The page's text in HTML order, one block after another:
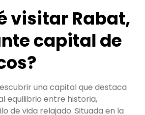
visitar Rabat,
capital de
una capital que destaca
equilibrio entre historia,
de vida relajado. Situada en la